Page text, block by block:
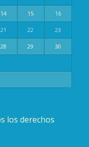
14 15 16
21 22 23
28 29 30
los derechos